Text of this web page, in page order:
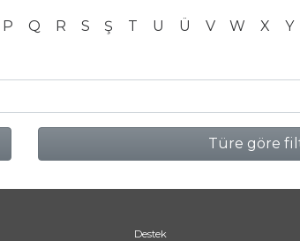
P Q R S Ş T U Ü V W X Y
Türe göre
Destek